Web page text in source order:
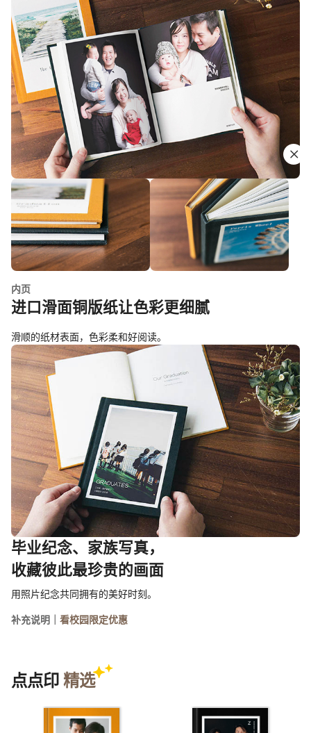
内页
进口滑面铜版纸让色彩更细腻
滑顺的纸材表面，色彩柔和好阅读。
毕业纪念、家族写真，
收藏彼此最珍贵的画面
用照片纪念共同拥有的美好时刻。
补充说明｜ 看校园限定优惠
点点印 精选